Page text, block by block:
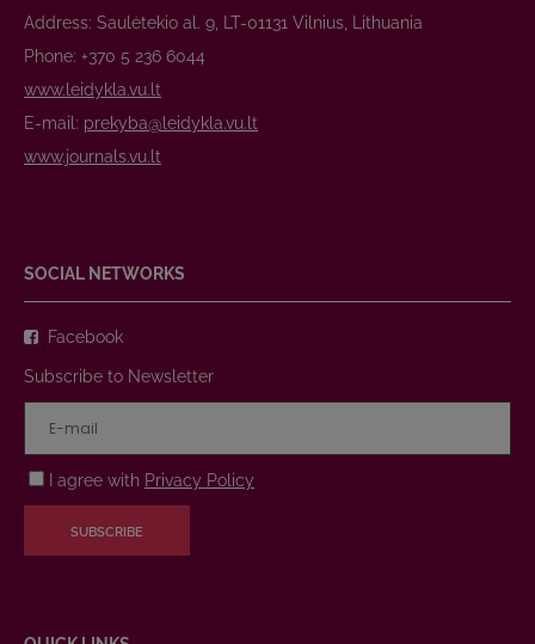
Address: Saulėtekio al. 9, LT-01131 Vilnius, Lithuania
Phone: +370 5 236 6044
www.leidykla.vu.lt
E-mail: prekyba@leidykla.vu.lt
www.journals.vu.lt
SOCIAL NETWORKS
Facebook
Subscribe to Newsletter
I agree with Privacy Policy
SUBSCRIBE